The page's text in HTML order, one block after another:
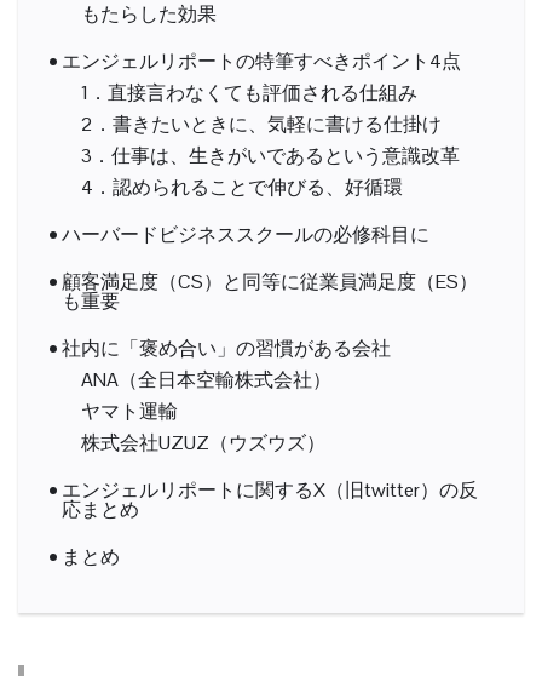
もたらした効果
エンジェルリポートの特筆すべきポイント4点
1．直接言わなくても評価される仕組み
2．書きたいときに、気軽に書ける仕掛け
3．仕事は、生きがいであるという意識改革
4．認められることで伸びる、好循環
ハーバードビジネススクールの必修科目に
顧客満足度（CS）と同等に従業員満足度（ES）
も重要
社内に「褒め合い」の習慣がある会社
ANA（全日本空輸株式会社）
ヤマト運輸
株式会社UZUZ（ウズウズ）
エンジェルリポートに関するX（旧twitter）の反
応まとめ
まとめ